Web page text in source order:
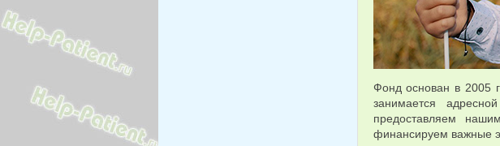
Фонд основан в 2005
занимается
предоставляем
финансируем важные